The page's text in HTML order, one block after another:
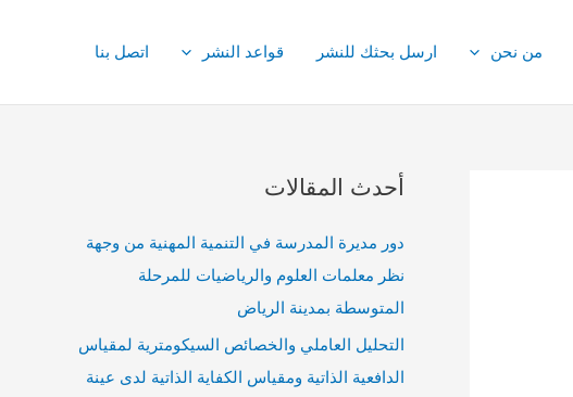
من نحن ارسل بحثك للنشر قواعد النشر اتصل بنا
أحدث المقالات
دور مديرة المدرسة في التنمية المهنية من وجهة
نظر معلمات العلوم والرياضيات للمرحلة
المتوسطة بمدينة الرياض
التحليل العاملي والخصائص السيكومترية لمقياس
الدافعية الذاتية ومقياس الكفاية الذاتية لدى عينة